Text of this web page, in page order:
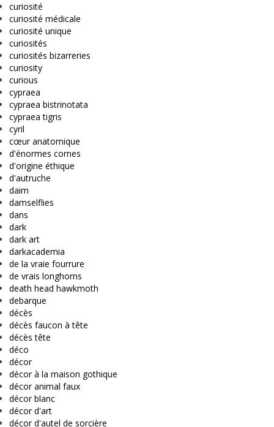
curiosité
curiosité médicale
curiosité unique
curiosités
curiosités bizarreries
curiosity
curious
cypraea
cypraea bistrinotata
cypraea tigris
cyril
cœur anatomique
d'énormes cornes
d'origine éthique
d'autruche
daim
damselflies
dans
dark
dark art
darkacademia
de la vraie fourrure
de vrais longhorns
death head hawkmoth
debarque
décès
décès faucon à tête
décès tête
déco
décor
décor à la maison gothique
décor animal faux
décor blanc
décor d'art
décor d'autel de sorcière